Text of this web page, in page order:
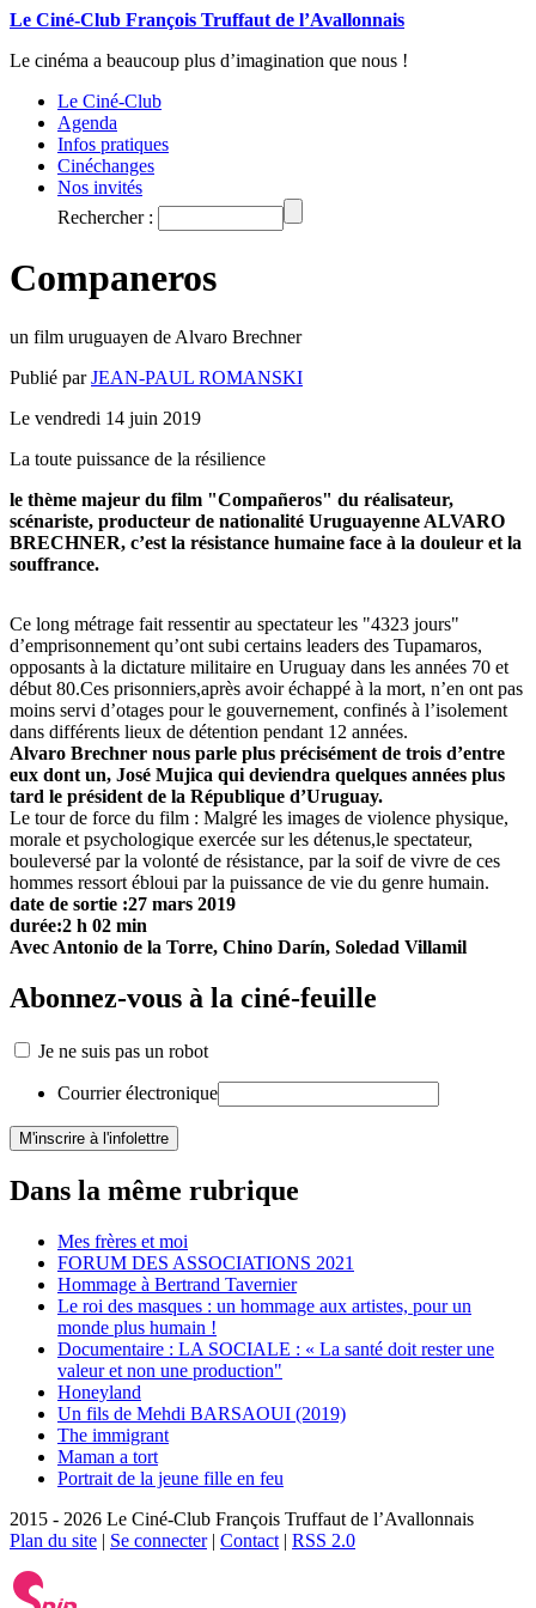
Le Ciné-Club François Truffaut de l’Avallonnais
Le cinéma a beaucoup plus d’imagination que nous !
Le Ciné-Club
Agenda
Infos pratiques
Cinéchanges
Nos invités
Rechercher :
Companeros
un film uruguayen de Alvaro Brechner
Publié parJEAN-PAUL ROMANSKI
Le vendredi 14 juin 2019
La toute puissance de la résilience
le thème majeur du film "Compañeros" du réalisateur,
scénariste, producteur de nationalité Uruguayenne ALVARO
BRECHNER, c’est la résistance humaine face à la douleur et la
souffrance.
Ce long métrage fait ressentir au spectateur les "4323 jours"
d’emprisonnement qu’ont subi certains leaders des Tupamaros,
opposants à la dictature militaire en Uruguay dans les années 70 et
début 80.Ces prisonniers,après avoir échappé à la mort, n’en ont pas
moins servi d’otages pour le gouvernement, confinés à l’isolement
dans différents lieux de détention pendant 12 années.
Alvaro Brechner nous parle plus précisément de trois d’entre
eux dont un, José Mujica qui deviendra quelques années plus
tard le président de la République d’Uruguay.
Le tour de force du film : Malgré les images de violence physique,
morale et psychologique exercée sur les détenus,le spectateur,
bouleversé par la volonté de résistance, par la soif de vivre de ces
hommes ressort ébloui par la puissance de vie du genre humain.
date de sortie :27 mars 2019
durée:2 h 02 min
Avec Antonio de la Torre, Chino Darín, Soledad Villamil
Abonnez-vous à la ciné-feuille
Je ne suis pas un robot
Courrier électronique
Dans la même rubrique
Mes frères et moi
FORUM DES ASSOCIATIONS 2021
Hommage à Bertrand Tavernier
Le roi des masques : un hommage aux artistes, pour un
monde plus humain !
Documentaire : LA SOCIALE : « La santé doit rester une
valeur et non une production"
Honeyland
Un fils de Mehdi BARSAOUI (2019)
The immigrant
Maman a tort
Portrait de la jeune fille en feu
2015 - 2026 Le Ciné-Club François Truffaut de l’Avallonnais
Plan du site | Se connecter| Contact | RSS 2.0